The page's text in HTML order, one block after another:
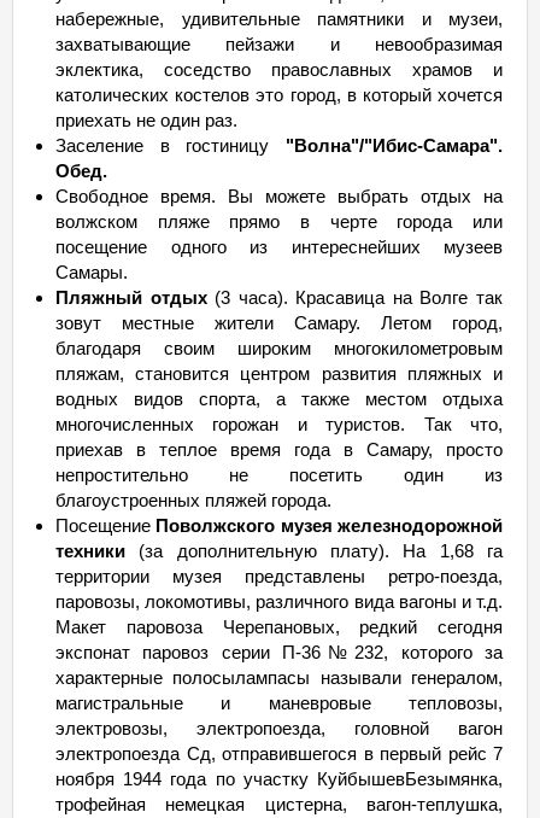
набережные, удивительные памятники и музеи,
захватывающие пейзажи и невообразимая
эклектика, соседство православных храмов и
католических костелов это город, в который хочется
приехать не один раз.
Заселение в гостиницу "Волна"/"Ибис-Самара".
Обед.
Свободное время. Вы можете выбрать отдых на
волжском пляже прямо в черте города или
посещение одного из интереснейших музеев
Самары.
Пляжный отдых(3 часа). Красавица на Волге так
зовут местные жители Самару. Летом город,
благодаря своим широким многокилометровым
пляжам, становится центром развития пляжных и
водных видов спорта, а также местом отдыха
многочисленных горожан и туристов. Так что,
приехав в теплое время года в Самару, просто
непростительно не посетить один из
благоустроенных пляжей города.
Посещение Поволжского музея железнодорожной
техники (за дополнительную плату). На 1,68 га
территории музея представлены ретро-поезда,
паровозы, локомотивы, различного вида вагоны и т.д.
Макет паровоза Черепановых, редкий сегодня
экспонат паровоз серии П-36№232, которого за
характерные полосылампасы называли генералом,
магистральные и маневровые тепловозы,
электровозы, электропоезда, головной вагон
электропоезда Сд, отправившегося в первый рейс 7
ноября 1944 года по участку КуйбышевБезымянка,
трофейная немецкая цистерна, вагон-теплушка,